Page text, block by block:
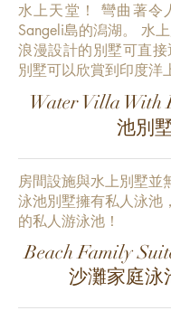
水上天堂！ 彎曲著令
Sangeli島的潟湖。 水
浪漫設計的別墅可直
別墅可以欣賞到印度洋
Water Villa With
池別
房間設施與水上別墅並
泳池別墅擁有私人泳池
的私人游泳池！
Beach Family
沙灘家庭泳